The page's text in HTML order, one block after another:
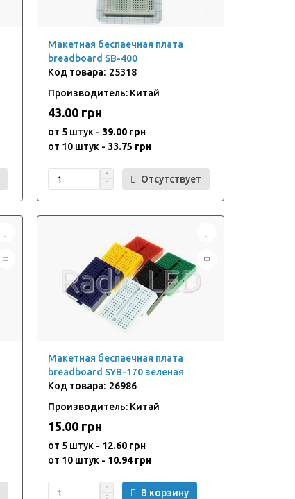
Макетная беспаечная плата
breadboard SB-400
25318
Производитель: Китай
43.00 грн
от 5 штук - 39.00 грн
от 10 штук - 33.75 грн
Отсутствует
Макетная беспаечная плата
breadboard SYB-170 зеленая
26986
Производитель: Китай
15.00 грн
от 5 штук - 12.60 грн
от 10 штук - 10.94 грн
В корзину